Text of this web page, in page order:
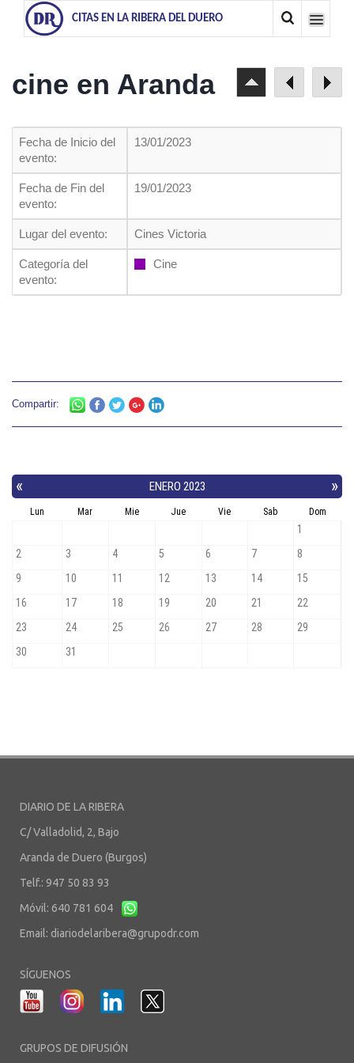
CITAS EN LA RIBERA DEL DUERO
cine en Aranda
Fecha de Inicio del
evento:
13/01/2023
Fecha de Fin del
evento:
19/01/2023
Lugar del evento: Cines Victoria
Categoría del
evento:
Cine
Compartir:
DIARIO DE LA RIBERA
C/ Valladolid, 2, Bajo
Aranda de Duero (Burgos)
Telf.: 947 50 83 93
Móvil: 640 781 604
Email: diariodelaribera@grupodr.com
SÍGUENOS
GRUPOS DE DIFUSIÓN